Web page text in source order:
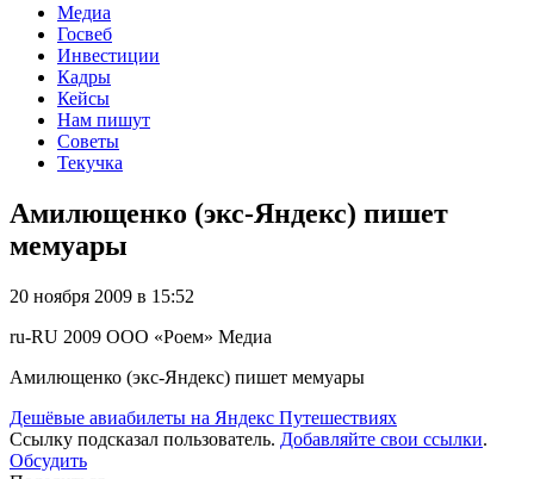
Медиа
Госвеб
Инвестиции
Кадры
Кейсы
Нам пишут
Советы
Текучка
Амилющенко (экс-Яндекс) пишет
мемуары
20 ноября 2009 в 15:52
ru-RU 2009 ООО «Роем» Медиа
Амилющенко (экс-Яндекс) пишет мемуары
Дешёвые авиабилеты на Яндекс Путешествиях
Ссылку подсказал пользователь. Добавляйте свои ссылки.
Обсудить